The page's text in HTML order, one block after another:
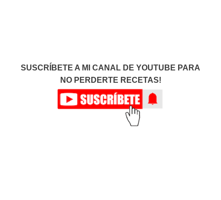
SUSCRÍBETE A MI CANAL DE YOUTUBE PARA
NO PERDERTE RECETAS!